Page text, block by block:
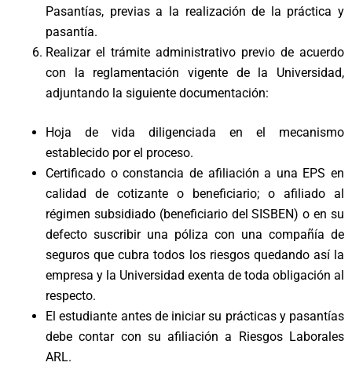
Pasantías, previas a la realización de la práctica y
pasantía.
Realizar el trámite administrativo previo de acuerdo
con la reglamentación vigente de la Universidad,
adjuntando la siguiente documentación:
Hoja de vida diligenciada en el mecanismo
establecido por el proceso.
Certificado o constancia de afiliación a una EPS en
calidad de cotizante o beneficiario; o afiliado al
régimen subsidiado (beneficiario del SISBEN) o en su
defecto suscribir una póliza con una compañía de
seguros que cubra todos los riesgos quedando así la
empresa y la Universidad exenta de toda obligación al
respecto.
El estudiante antes de iniciar su prácticas y pasantías
debe contar con su afiliación a Riesgos Laborales
ARL.